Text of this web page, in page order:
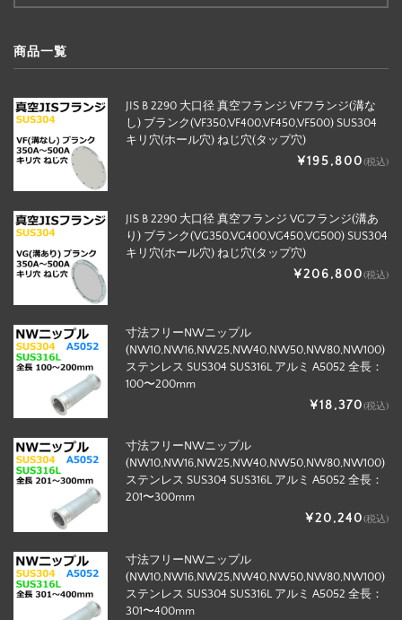
商品一覧
JIS B 2290 大口径 真空フランジ VFフランジ(溝な
し) ブランク(VF350,VF400,VF450,VF500) SUS304
キリ穴(ホール穴) ねじ穴(タップ穴)
¥195,800(税込)
JIS B 2290 大口径 真空フランジ VGフランジ(溝あ
り) ブランク(VG350,VG400,VG450,VG500) SUS304
キリ穴(ホール穴) ねじ穴(タップ穴)
¥206,800(税込)
寸法フリーNWニップル
(NW10,NW16,NW25,NW40,NW50,NW80,NW100)
ステンレス SUS304 SUS316L アルミ A5052 全長：
100〜200mm
¥18,370(税込)
寸法フリーNWニップル
(NW10,NW16,NW25,NW40,NW50,NW80,NW100)
ステンレス SUS304 SUS316L アルミ A5052 全長：
201〜300mm
¥20,240(税込)
寸法フリーNWニップル
(NW10,NW16,NW25,NW40,NW50,NW80,NW100)
ステンレス SUS304 SUS316L アルミ A5052 全長：
301〜400mm